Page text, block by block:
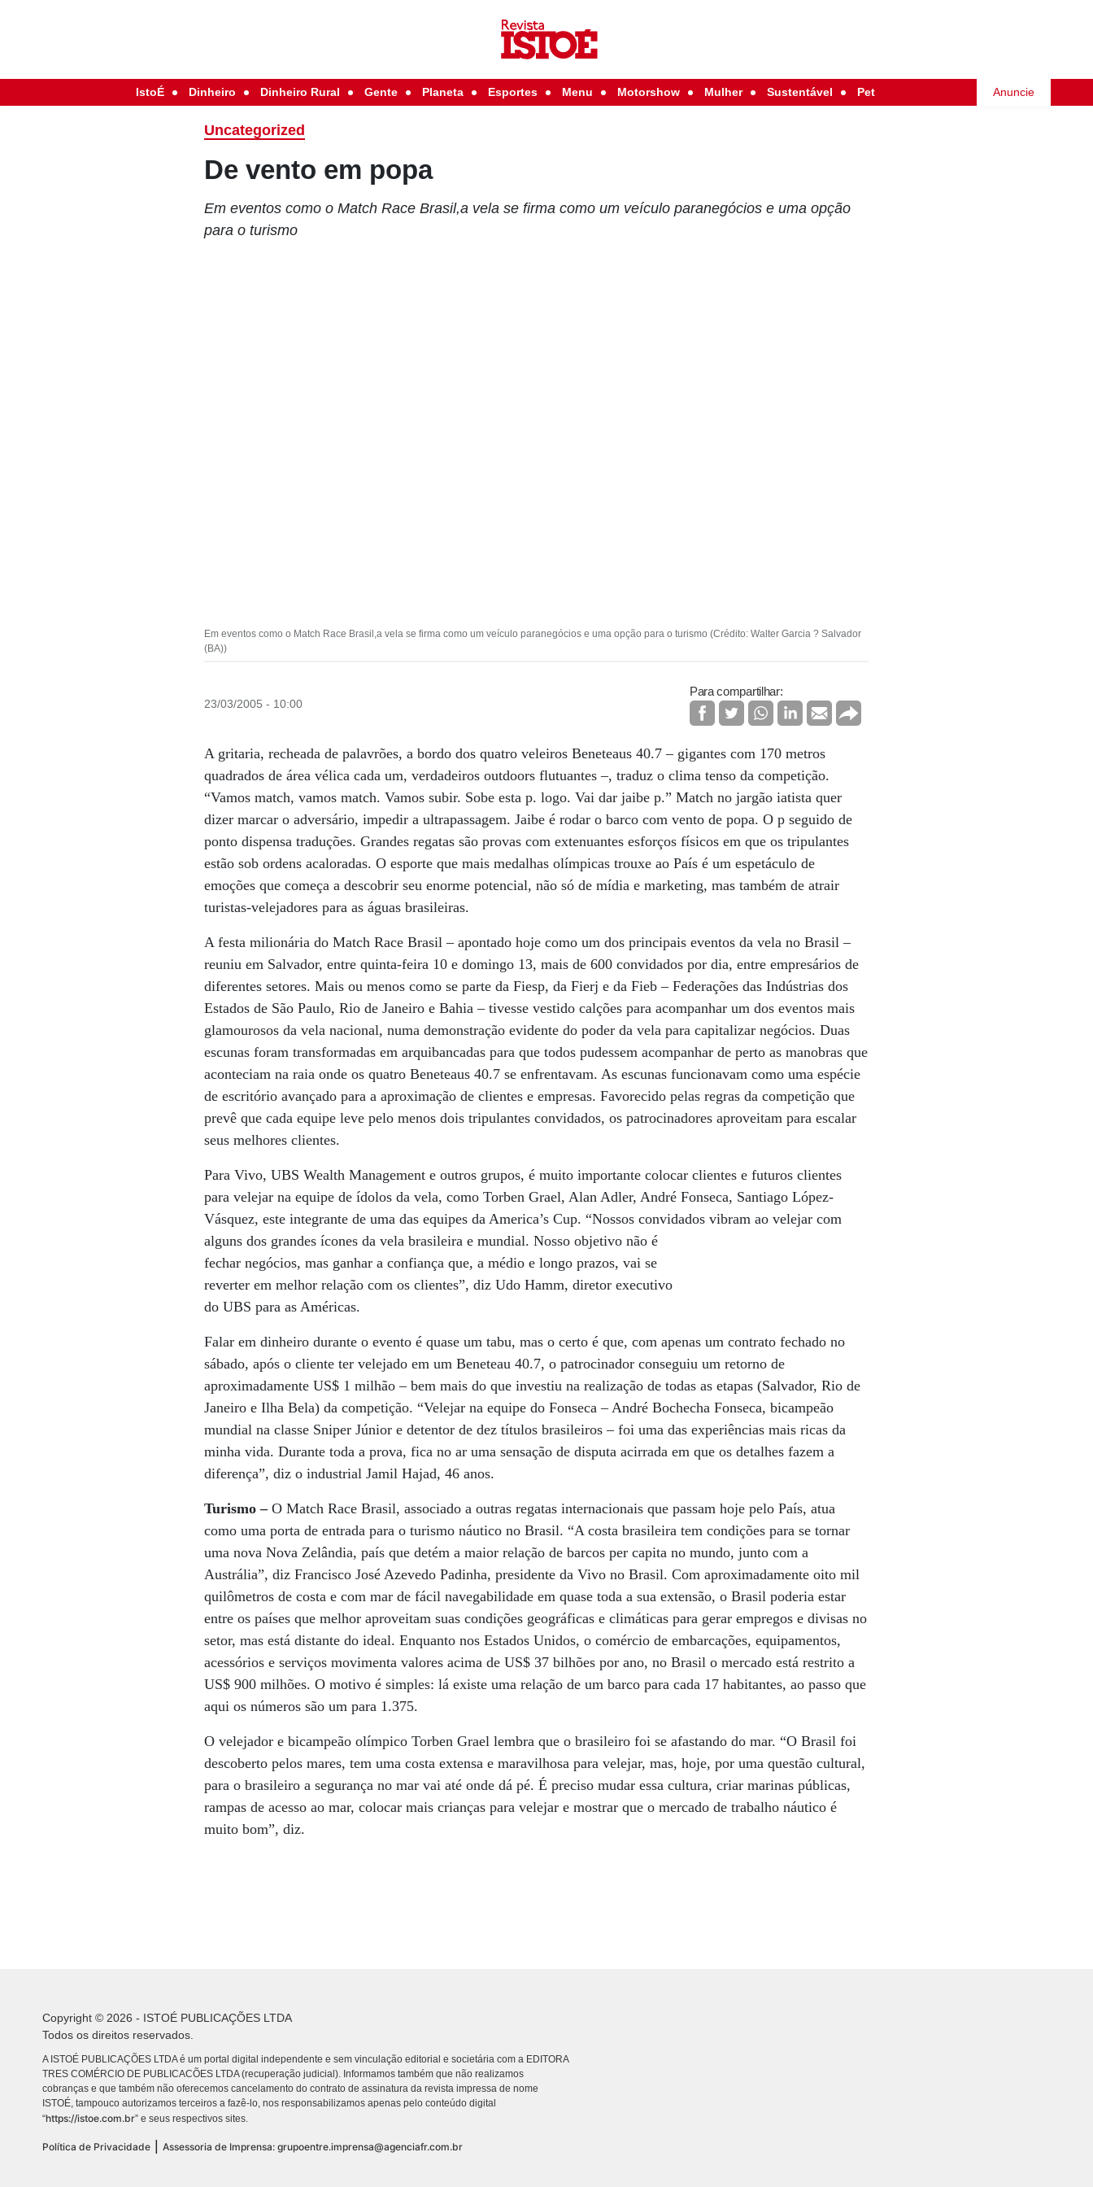
IstoÉ Dinheiro Dinheiro Rural Gente Planeta Esportes Menu Motorshow Mulher Sustentável Pet Anuncie
Uncategorized
De vento em popa
Em eventos como o Match Race Brasil,a vela se firma como um veículo paranegócios e uma opção
para o turismo
Em eventos como o Match Race Brasil,a vela se firma como um veículo paranegócios e uma opção para o turismo (Crédito: Walter Garcia ? Salvador
(BA))
23/03/2005 - 10:00
Para compartilhar:
A gritaria, recheada de palavrões, a bordo dos quatro veleiros Beneteaus 40.7 – gigantes com 170 metros
quadrados de área vélica cada um, verdadeiros outdoors flutuantes –, traduz o clima tenso da competição.
“Vamos match, vamos match. Vamos subir. Sobe esta p. logo. Vai dar jaibe p.” Match no jargão iatista quer
dizer marcar o adversário, impedir a ultrapassagem. Jaibe é rodar o barco com vento de popa. O p seguido de
ponto dispensa traduções. Grandes regatas são provas com extenuantes esforços físicos em que os tripulantes
estão sob ordens acaloradas. O esporte que mais medalhas olímpicas trouxe ao País é um espetáculo de
emoções que começa a descobrir seu enorme potencial, não só de mídia e marketing, mas também de atrair
turistas-velejadores para as águas brasileiras.
A festa milionária do Match Race Brasil – apontado hoje como um dos principais eventos da vela no Brasil –
reuniu em Salvador, entre quinta-feira 10 e domingo 13, mais de 600 convidados por dia, entre empresários de
diferentes setores. Mais ou menos como se parte da Fiesp, da Fierj e da Fieb – Federações das Indústrias dos
Estados de São Paulo, Rio de Janeiro e Bahia – tivesse vestido calções para acompanhar um dos eventos mais
glamourosos da vela nacional, numa demonstração evidente do poder da vela para capitalizar negócios. Duas
escunas foram transformadas em arquibancadas para que todos pudessem acompanhar de perto as manobras que
aconteciam na raia onde os quatro Beneteaus 40.7 se enfrentavam. As escunas funcionavam como uma espécie
de escritório avançado para a aproximação de clientes e empresas. Favorecido pelas regras da competição que
prevê que cada equipe leve pelo menos dois tripulantes convidados, os patrocinadores aproveitam para escalar
seus melhores clientes.
Para Vivo, UBS Wealth Management e outros grupos, é muito importante colocar clientes e futuros clientes
para velejar na equipe de ídolos da vela, como Torben Grael, Alan Adler, André Fonseca, Santiago López-
Vásquez, este integrante de uma das equipes da America’s Cup. “Nossos convidados vibram ao velejar com
alguns dos grandes ícones da vela brasileira e mundial. Nosso objetivo não é
fechar negócios, mas ganhar a confiança que, a médio e longo prazos, vai se
reverter em melhor relação com os clientes”, diz Udo Hamm, diretor executivo
do UBS para as Américas.
Falar em dinheiro durante o evento é quase um tabu, mas o certo é que, com apenas um contrato fechado no
sábado, após o cliente ter velejado em um Beneteau 40.7, o patrocinador conseguiu um retorno de
aproximadamente US$ 1 milhão – bem mais do que investiu na realização de todas as etapas (Salvador, Rio de
Janeiro e Ilha Bela) da competição. “Velejar na equipe do Fonseca – André Bochecha Fonseca, bicampeão
mundial na classe Sniper Júnior e detentor de dez títulos brasileiros – foi uma das experiências mais ricas da
minha vida. Durante toda a prova, fica no ar uma sensação de disputa acirrada em que os detalhes fazem a
diferença”, diz o industrial Jamil Hajad, 46 anos.
Turismo –O Match Race Brasil, associado a outras regatas internacionais que passam hoje pelo País, atua
como uma porta de entrada para o turismo náutico no Brasil. “A costa brasileira tem condições para se tornar
uma nova Nova Zelândia, país que detém a maior relação de barcos per capita no mundo, junto com a
Austrália”, diz Francisco José Azevedo Padinha, presidente da Vivo no Brasil. Com aproximadamente oito mil
quilômetros de costa e com mar de fácil navegabilidade em quase toda a sua extensão, o Brasil poderia estar
entre os países que melhor aproveitam suas condições geográficas e climáticas para gerar empregos e divisas no
setor, mas está distante do ideal. Enquanto nos Estados Unidos, o comércio de embarcações, equipamentos,
acessórios e serviços movimenta valores acima de US$ 37 bilhões por ano, no Brasil o mercado está restrito a
US$ 900 milhões. O motivo é simples: lá existe uma relação de um barco para cada 17 habitantes, ao passo que
aqui os números são um para 1.375.
O velejador e bicampeão olímpico Torben Grael lembra que o brasileiro foi se afastando do mar. “O Brasil foi
descoberto pelos mares, tem uma costa extensa e maravilhosa para velejar, mas, hoje, por uma questão cultural,
para o brasileiro a segurança no mar vai até onde dá pé. É preciso mudar essa cultura, criar marinas públicas,
rampas de acesso ao mar, colocar mais crianças para velejar e mostrar que o mercado de trabalho náutico é
muito bom”, diz.
Copyright © 2026 - ISTOÉ PUBLICAÇÕES LTDA
Todos os direitos reservados.
A ISTOÉ PUBLICAÇÕES LTDA é um portal digital independente e sem vinculação editorial e societária com a EDITORA
TRES COMÉRCIO DE PUBLICACÕES LTDA (recuperação judicial). Informamos também que não realizamos
cobranças e que também não oferecemos cancelamento do contrato de assinatura da revista impressa de nome
ISTOÉ, tampouco autorizamos terceiros a fazê-lo, nos responsabilizamos apenas pelo conteúdo digital
“https://istoe.com.br” e seus respectivos sites.
Política de Privacidade Assessoria de Imprensa: grupoentre.imprensa@agenciafr.com.br